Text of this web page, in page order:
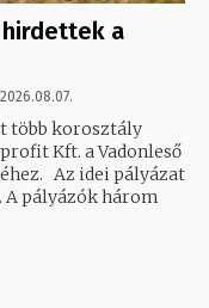
a
2026.08.07.
több korosztály
Kft. a Vadonleső
pályázók három